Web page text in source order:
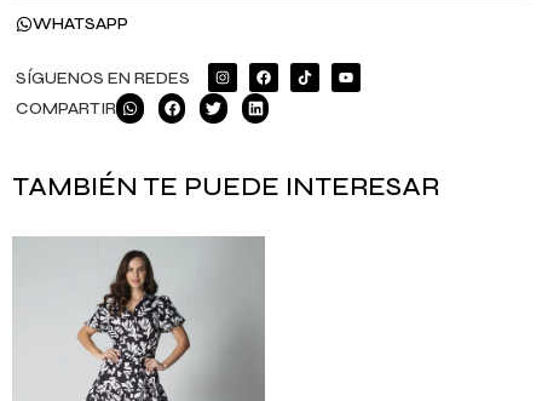
WHATSAPP
SÍGUENOS EN REDES
COMPARTIR
TAMBIÉN TE PUEDE INTERESAR